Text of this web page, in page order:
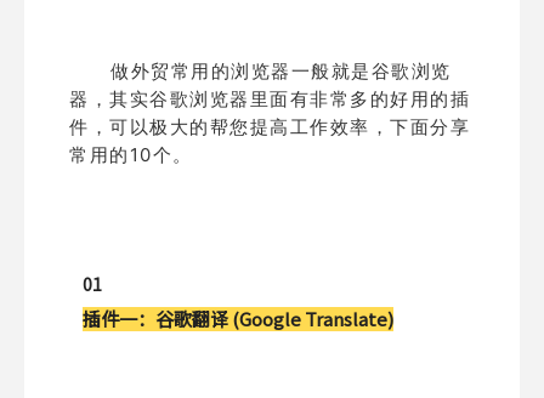
做外贸常用的浏览器一般就是谷歌浏览
器，其实谷歌浏览器里面有非常多的好用的插
件，可以极大的帮您提高工作效率，下面分享
常用的10个。
01
插件一： 谷歌翻译 (Google Translate)